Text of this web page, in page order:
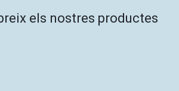
els nostres productes